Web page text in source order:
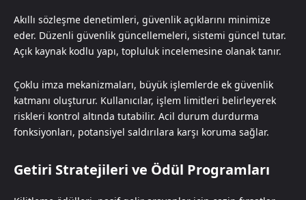
Akıllı sözleşme denetimleri, güvenlik açıklarını minimize
eder. Düzenli güvenlik güncellemeleri, sistemi güncel tutar.
Açık kaynak kodlu yapı, topluluk incelemesine olanak tanır.
Çoklu imza mekanizmaları, büyük işlemlerde ek güvenlik
katmanı oluşturur. Kullanıcılar, işlem limitleri belirleyerek
riskleri kontrol altında tutabilir. Acil durum durdurma
fonksiyonları, potansiyel saldırılara karşı koruma sağlar.
Getiri Stratejileri ve Ödül Programları